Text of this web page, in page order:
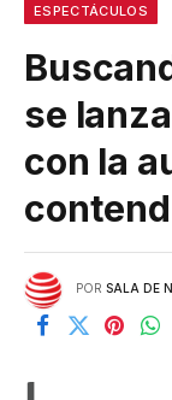
ESPECTÁCULOS
se
con la
POR SALA DE